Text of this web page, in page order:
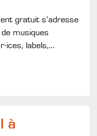
gratuit s’adresse
musiques
labels,...
à